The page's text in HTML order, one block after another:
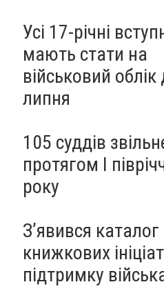
Усі 17-річні
мають стати на
військовий облік
липня
105 суддів
протягом I
року
З’явився каталог
книжкових
підтримку